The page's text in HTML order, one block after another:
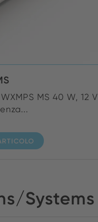
MS 40 W, 12 V
Systems